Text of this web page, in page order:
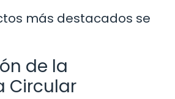
más destacados se
de la
Circular